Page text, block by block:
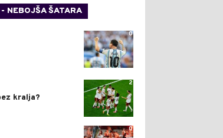
NEBOJŠA ŠATARA
0
2
kralja?
0